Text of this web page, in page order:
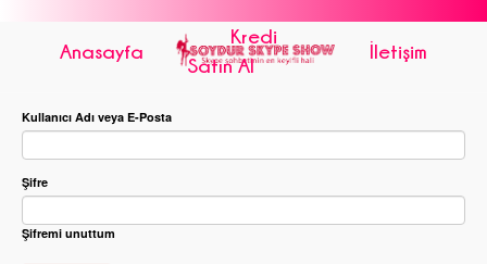
Anasayfa
Kredi
Satın Al
İletişim
Kullanıcı Adı veya E-Posta
Şifre
Şifremi unuttum